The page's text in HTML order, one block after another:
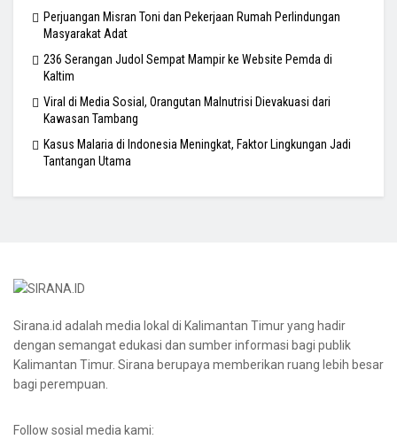
Perjuangan Misran Toni dan Pekerjaan Rumah Perlindungan
Masyarakat Adat
236 Serangan Judol Sempat Mampir ke Website Pemda di
Kaltim
Viral di Media Sosial, Orangutan Malnutrisi Dievakuasi dari
Kawasan Tambang
Kasus Malaria di Indonesia Meningkat, Faktor Lingkungan Jadi
Tantangan Utama
Sirana.id adalah media lokal di Kalimantan Timur yang hadir
dengan semangat edukasi dan sumber informasi bagi publik
Kalimantan Timur. Sirana berupaya memberikan ruang lebih besar
bagi perempuan.
Follow sosial media kami: